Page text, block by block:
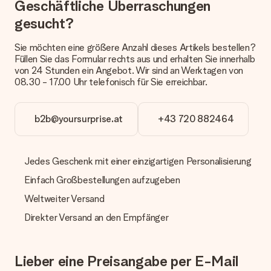
Welche Lieferoptionen stehen zur Verfügung?
Derzeit können wir (noch) keine verschiedenen Lieferoptionen
anbieten. Das Geschenk, das bestellt wird, wird als Paket oder
Päckchen versendet. Möchtest du wissen, ob es als Paket
oder Päckchen geliefert wird, kontaktiere bitte unseren
Kundenservice.
Wir bieten die folgenden Zahlungsoptionen an: Vorauskasse
mit normaler Überweisung, Sofortüberweisung, Paypal,
manuellen Überweisung verlängert sich die Lieferzeit des
Geschenks jedoch um 3 Werktage.
Geschenk empfangen
Was, wenn das Geschenk meine Erwartungen nicht
erfüllt?
kontaktieren. Dort wird dir umgehend ein passender
Lösungsvorschlag unterbreitet.
Geschäftliche Überraschungen
gesucht?
Sie möchten eine größere Anzahl dieses Artikels bestellen?
Füllen Sie das Formular rechts aus und erhalten Sie innerhalb
von 24 Stunden ein Angebot. Wir sind an Werktagen von
08.30 - 17.00 Uhr telefonisch für Sie erreichbar.
b2b@yoursurprise.at +43 720 882464
Jedes Geschenk mit einer einzigartigen Personalisierung
Einfach Großbestellungen aufzugeben
Weltweiter Versand
Direkter Versand an den Empfänger
Lieber eine Preisangabe per E-Mail